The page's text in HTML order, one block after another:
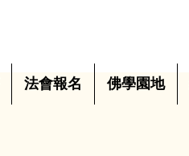
法會報名 佛學園地